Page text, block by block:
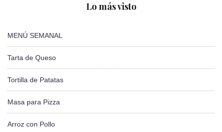
Lo más visto
MENÚ SEMANAL
Tarta de Queso
Tortilla de Patatas
Masa para Pizza
Arroz con Pollo